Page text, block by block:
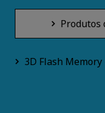
Produtos
3D Flash Memory